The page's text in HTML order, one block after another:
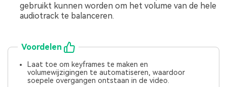
gebruikt kunnen worden om het volume van de hele
audiotrack te balanceren.
Voordelen
Laat toe om keyframes te maken en
volumewijzigingen te automatiseren, waardoor
soepele overgangen ontstaan in de video.